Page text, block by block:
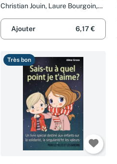
Christian Jouin, Laure Bourgoin,
Ajouter
6,17 €
Très bon